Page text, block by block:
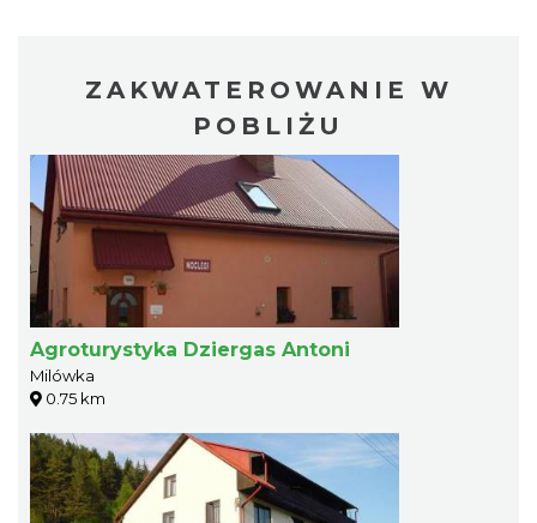
ZAKWATEROWANIE W
POBLIŻU
Agroturystyka Dziergas Antoni
Milówka
0.75 km